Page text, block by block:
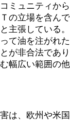
ミュニティか
立場を含ん
主張している
て油を注がれ
非合法であ
幅広い範囲の
、欧州や米